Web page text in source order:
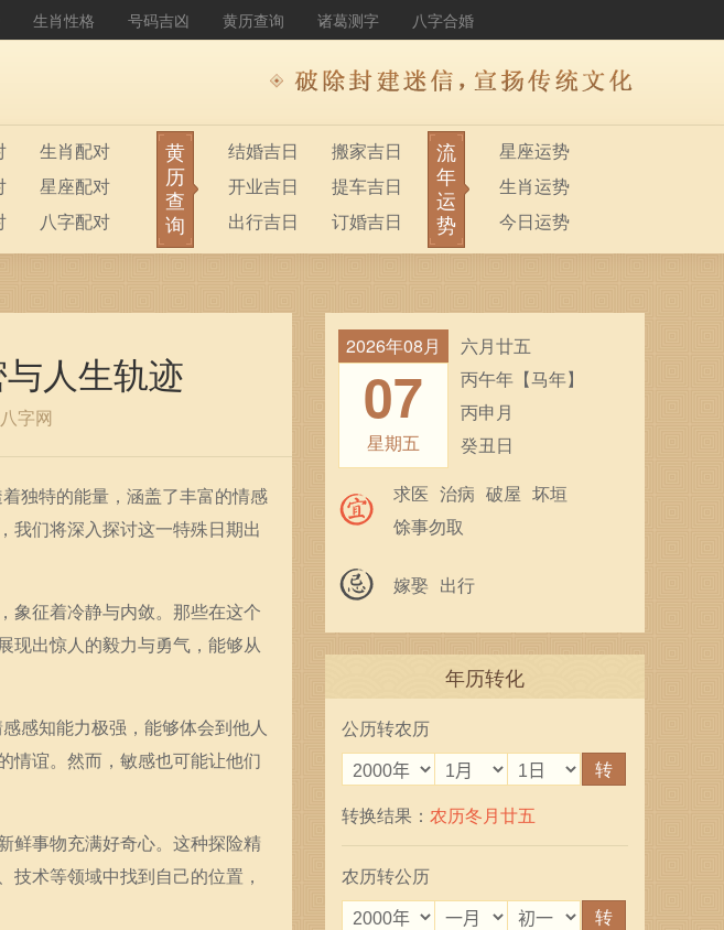
生肖性格 号码吉凶 黄历查询 诸葛测字 八字合婚
生肖配对
星座配对
八字配对
黄
历
查
询
结婚吉日
搬家吉日
开业吉日
提车吉日
出行吉日
订婚吉日
流
年
运
势
星座运势
生肖运势
今日运势
人生轨迹
字网
独特的能量，涵盖了丰富的情感
我们将深入探讨这一特殊日期出
象征着冷静与内敛。那些在这个
现出惊人的毅力与勇气，能够从
感知能力极强，能够体会到他人
情谊。然而，敏感也可能让他们
鲜事物充满好奇心。这种探险精
术等领域中找到自己的位置，
2026年08月
07
星期五
六月廿五
丙午年【马年】
丙申月
癸丑日
求医 治病 破屋 坏垣
馀事勿取
嫁娶 出行
年历转化
公历转农历
转
转换结果： 农历冬月廿五
农历转公历
转